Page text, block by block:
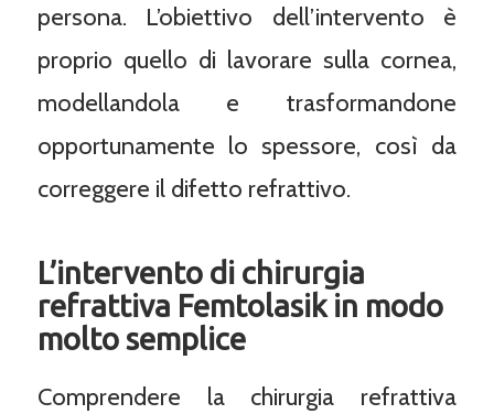
persona. L’obiettivo dell’intervento è
proprio quello di lavorare sulla cornea,
modellandola e trasformandone
opportunamente lo spessore, così da
correggere il difetto refrattivo.
L’intervento di chirurgia
refrattiva Femtolasik in modo
molto semplice
Comprendere la chirurgia refrattiva